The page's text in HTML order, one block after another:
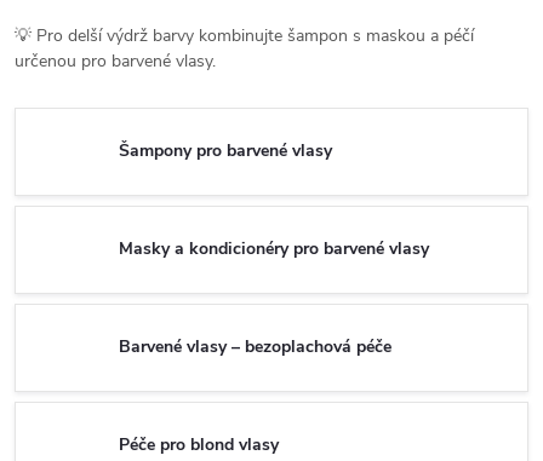
💡 Pro delší výdrž barvy kombinujte šampon s maskou a péčí
určenou pro barvené vlasy.
Šampony pro barvené vlasy
Masky a kondicionéry pro barvené vlasy
Barvené vlasy – bezoplachová péče
Péče pro blond vlasy